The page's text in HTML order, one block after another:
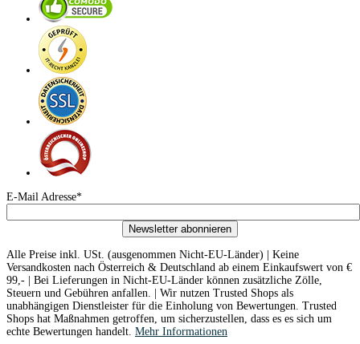
E-Mail Adresse*
Newsletter abonnieren
Alle Preise inkl. USt. (ausgenommen Nicht-EU-Länder) | Keine
Versandkosten nach Österreich & Deutschland ab einem Einkaufswert von €
99,- | Bei Lieferungen in Nicht-EU-Länder können zusätzliche Zölle,
Steuern und Gebühren anfallen. | Wir nutzen Trusted Shops als
unabhängigen Dienstleister für die Einholung von Bewertungen. Trusted
Shops hat Maßnahmen getroffen, um sicherzustellen, dass es es sich um
echte Bewertungen handelt. Mehr Informationen